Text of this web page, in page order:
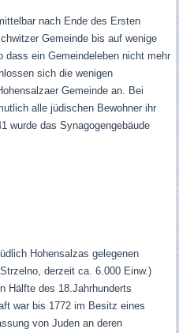
nach Ende des Ersten
Gemeinde bis auf wenige
dass ein Gemeindeleben nicht mehr
sich die wenigen
Gemeinde an. Bei
alle jüdischen Bewohner ihr
wurde das Synagogengebäude
Hohensalzas gelegenen
derzeit ca. 6.000 Einw.)
Hälfte des 18.Jahrhunderts
war bis 1772 im Besitz eines
von Juden an deren